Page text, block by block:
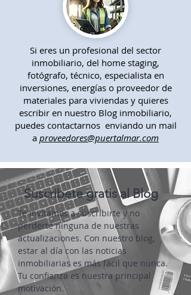
Si eres un profesional del sector
inmobiliario, del home staging,
fotógrafo, técnico, especialista en
inversiones, energías o proveedor de
materiales para viviendas y quieres
escribir en nuestro Blog inmobiliario,
aproveedores@puertalmar.com
Suscríbete gratis al Blog
Te invitamos a suscribirte y no
perderte ninguna de nuestras
actualizaciones. Con nuestro blog,
estar al día con las noticias